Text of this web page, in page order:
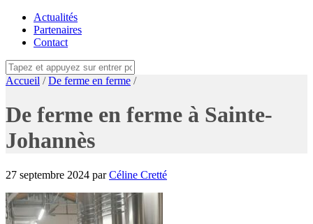
Actualités
Partenaires
Contact
Accueil /De ferme en ferme /
De ferme en ferme à Sainte-
Johannès
27 septembre 2024 parCéline Cretté